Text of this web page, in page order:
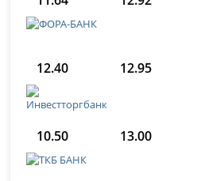
12.40 12.95
10.50 13.00